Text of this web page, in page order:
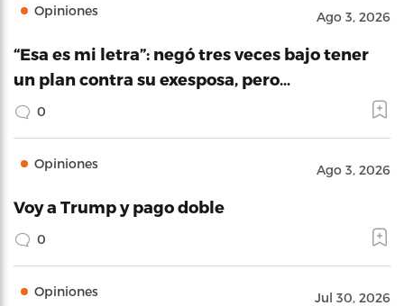
Opiniones Ago 3, 2026
“Esa es mi letra”: negó tres veces bajo tener
un plan contra su exesposa, pero…
0
Opiniones Ago 3, 2026
Voy a Trump y pago doble
0
Opiniones Jul 30, 2026